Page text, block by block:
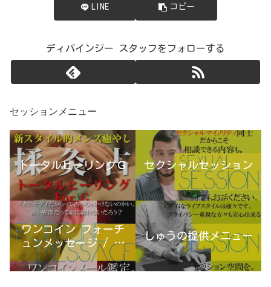
LINE コピー
ディバインジー スタッフをフォローする
セッションメニュー
トータルヒーリングＧ セクシャルセッション
ワンコイン フォーチ
ュンメッセージ / 古
宮優雨
しゅうの提供メニュー